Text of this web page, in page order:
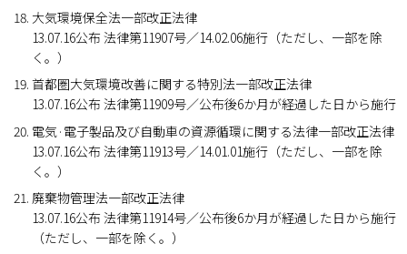
大気環境保全法一部改正法律
13.07.16公布 法律第11907号／14.02.06施行（ただし、一部を除
く。）
首都圏大気環境改善に関する特別法一部改正法律
13.07.16公布 法律第11909号／公布後6か月が経過した日から施行
電気·電子製品及び自動車の資源循環に関する法律一部改正法律
13.07.16公布 法律第11913号／14.01.01施行（ただし、一部を除
く。）
廃棄物管理法一部改正法律
13.07.16公布 法律第11914号／公布後6か月が経過した日から施行
（ただし、一部を除く。）